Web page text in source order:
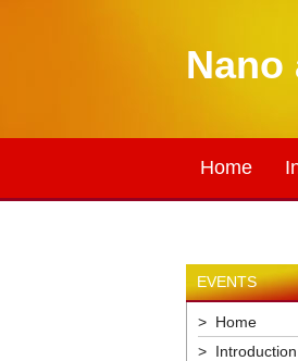
Nano
Home
EVENTS
> Home
> Introduction